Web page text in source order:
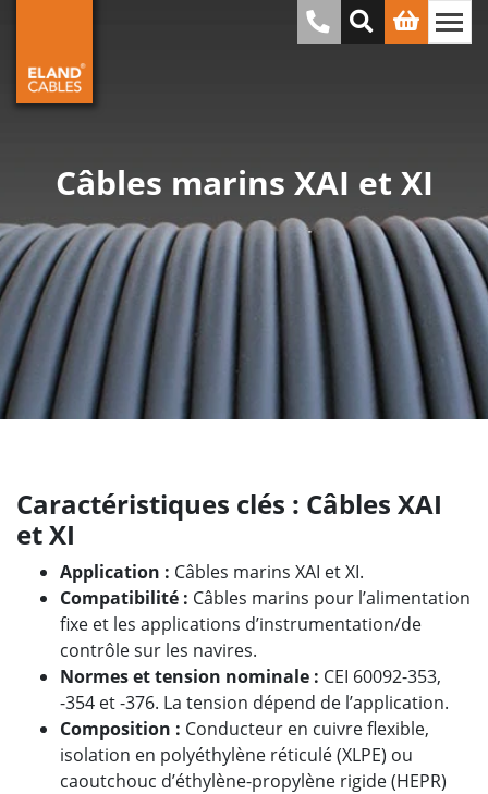
Câbles marins XAI et XI
Caractéristiques clés : Câbles XAI
et XI
Application : Câbles marins XAI et XI.
Compatibilité : Câbles marins pour l’alimentation
fixe et les applications d’instrumentation/de
contrôle sur les navires.
Normes et tension nominale : CEI 60092-353,
-354 et -376. La tension dépend de l’application.
Composition : Conducteur en cuivre flexible,
isolation en polyéthylène réticulé (XLPE) ou
caoutchouc d’éthylène-propylène rigide (HEPR)